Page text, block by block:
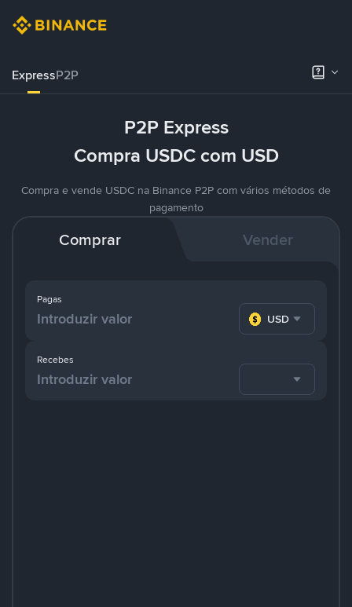
ExpressP2P
P2P Express
Compra USDC com USD
Compra e vende USDC na Binance P2P com vários métodos de
pagamento
Comprar Vender
Pagas
USD
Recebes